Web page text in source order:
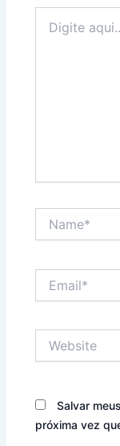
aqui...
Salvar
próxima vez